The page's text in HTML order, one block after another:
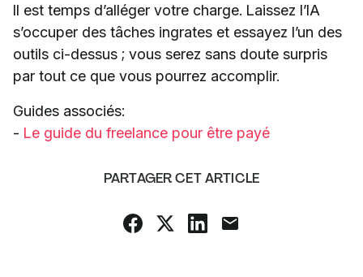
Il est temps d’alléger votre charge. Laissez l’IA
s’occuper des tâches ingrates et essayez l’un des
outils ci-dessus ; vous serez sans doute surpris
par tout ce que vous pourrez accomplir.
Guides associés:
- Le guide du freelance pour être payé
PARTAGER CET ARTICLE